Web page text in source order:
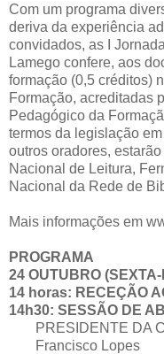
Com um programa
deriva da experiência
convidados, as I
Lamego confere, aos
formação (0,5 créditos)
Formação, acreditadas
Pedagógico da
termos da legislação
outros oradores,
Nacional de Leitura,
Nacional da Rede de
Mais informações em
PROGRAMA
24 OUTUBRO
14 horas: RECEÇÃO
14h30: SESSÃO DE
PRESIDENTE DA
Francisco Lopes